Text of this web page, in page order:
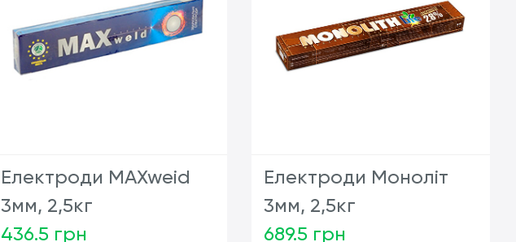
Електроди MAXweid
3мм, 2,5кг
436.5 грн
Електроди Моноліт
3мм, 2,5кг
689.5 грн